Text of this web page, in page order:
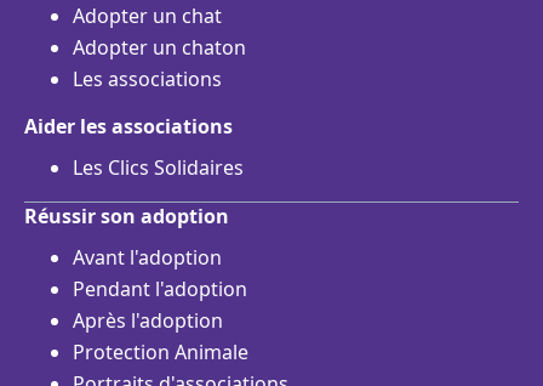
Adopter un chat
Adopter un chaton
Les associations
Aider les associations
Les Clics Solidaires
Réussir son adoption
Avant l'adoption
Pendant l'adoption
Après l'adoption
Protection Animale